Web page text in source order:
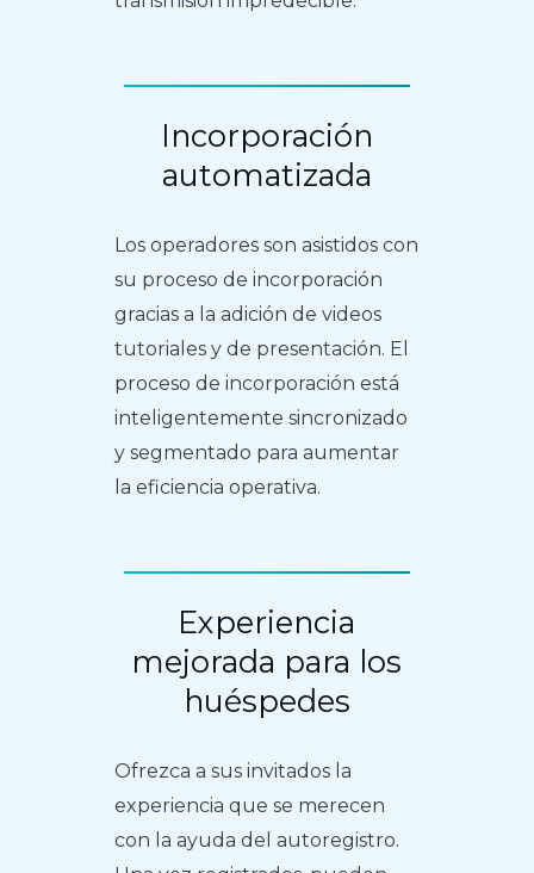
Incorporación
automatizada
Los operadores son asistidos con
su proceso de incorporación
gracias a la adición de videos
tutoriales y de presentación. El
proceso de incorporación está
inteligentemente sincronizado
y segmentado para aumentar
la eficiencia operativa.
Experiencia
mejorada para los
huéspedes
Ofrezca a sus invitados la
experiencia que se merecen
con la ayuda del autoregistro.